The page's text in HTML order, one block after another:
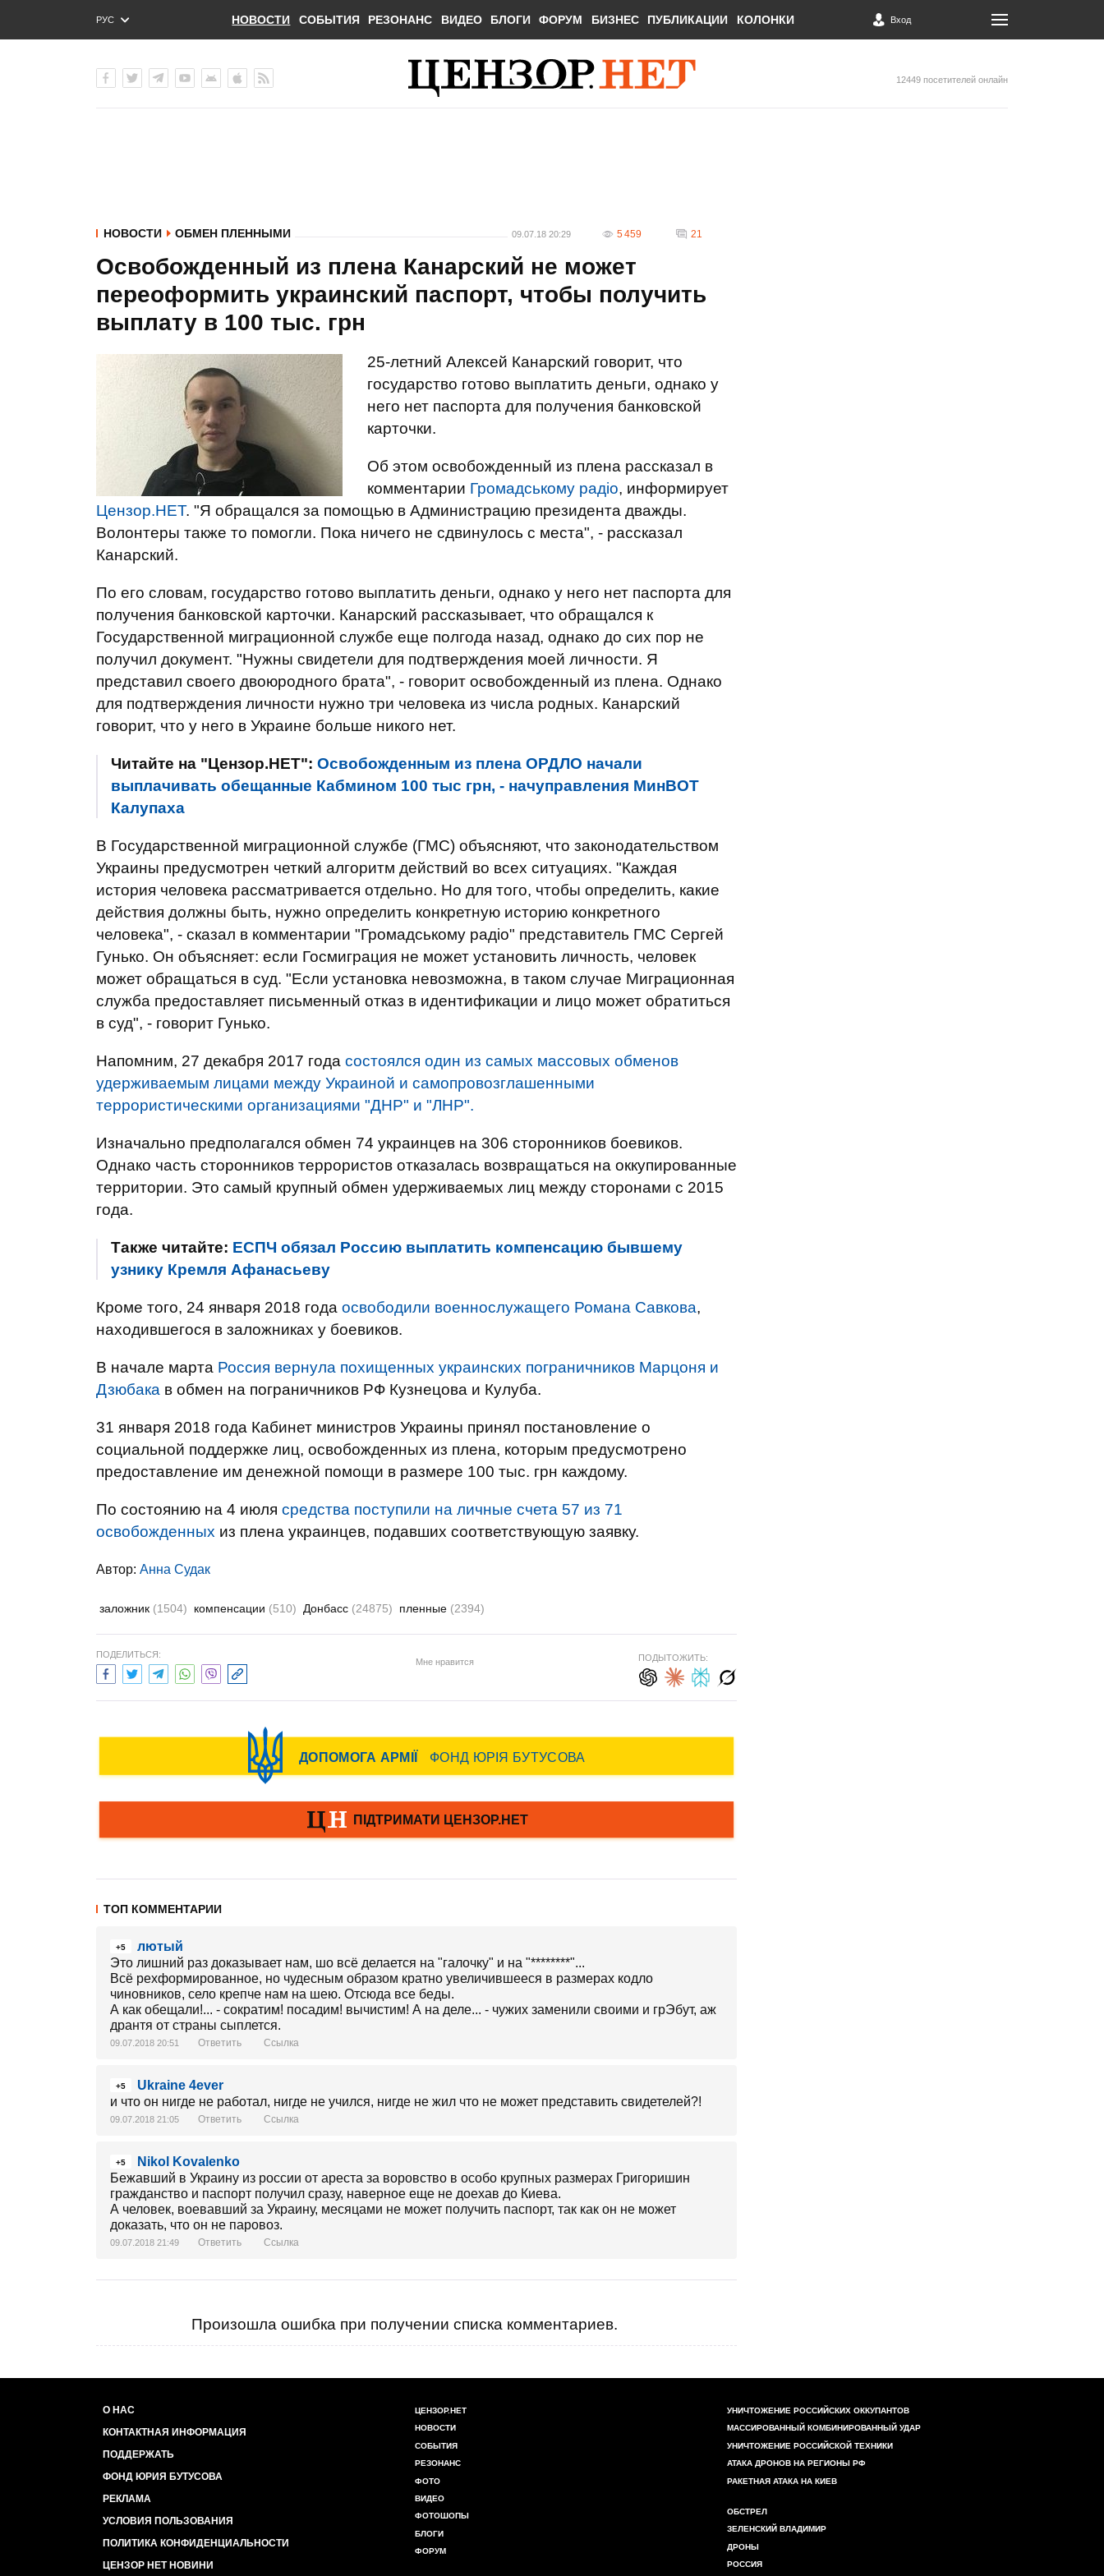
РУС
ENG
НОВОСТИ СОБЫТИЯ РЕЗОНАНС ВИДЕО БЛОГИ ФОРУМ БИЗНЕС ПУБЛИКАЦИИ КОЛОНКИ Вход
12449 посетителей онлайн
НОВОСТИ ОБМЕН ПЛЕННЫМИ 09.07.18 20:29 5 459 21
Освобожденный из плена Канарский не может
переоформить украинский паспорт, чтобы получить
выплату в 100 тыс. грн
25-летний Алексей Канарский говорит, что
государство готово выплатить деньги, однако у
него нет паспорта для получения банковской
карточки.
Об этом освобожденный из плена рассказал в
комментарии Громадському радіо, информирует
Цензор.НЕТ. "Я обращался за помощью в Администрацию президента дважды.
Волонтеры также то помогли. Пока ничего не сдвинулось с места", - рассказал
Канарский.
По его словам, государство готово выплатить деньги, однако у него нет паспорта для
получения банковской карточки. Канарский рассказывает, что обращался к
Государственной миграционной службе еще полгода назад, однако до сих пор не
получил документ. "Нужны свидетели для подтверждения моей личности. Я
представил своего двоюродного брата", - говорит освобожденный из плена. Однако
для подтверждения личности нужно три человека из числа родных. Канарский
говорит, что у него в Украине больше никого нет.
Читайте на "Цензор.НЕТ": Освобожденным из плена ОРДЛО начали
выплачивать обещанные Кабмином 100 тыс грн, - начуправления МинВОТ
Калупаха
В Государственной миграционной службе (ГМС) объясняют, что законодательством
Украины предусмотрен четкий алгоритм действий во всех ситуациях. "Каждая
история человека рассматривается отдельно. Но для того, чтобы определить, какие
действия должны быть, нужно определить конкретную историю конкретного
человека", - сказал в комментарии "Громадському радіо" представитель ГМС Сергей
Гунько. Он объясняет: если Госмиграция не может установить личность, человек
может обращаться в суд. "Если установка невозможна, в таком случае Миграционная
служба предоставляет письменный отказ в идентификации и лицо может обратиться
в суд", - говорит Гунько.
Напомним, 27 декабря 2017 года состоялся один из самых массовых обменов
удерживаемым лицами между Украиной и самопровозглашенными
террористическими организациями "ДНР" и "ЛНР".
Изначально предполагался обмен 74 украинцев на 306 сторонников боевиков.
Однако часть сторонников террористов отказалась возвращаться на оккупированные
территории. Это самый крупный обмен удерживаемых лиц между сторонами с 2015
года.
Также читайте: ЕСПЧ обязал Россию выплатить компенсацию бывшему
узнику Кремля Афанасьеву
Кроме того, 24 января 2018 года освободили военнослужащего Романа Савкова,
находившегося в заложниках у боевиков.
В начале марта Россия вернула похищенных украинских пограничников Марцоня и
Дзюбака в обмен на пограничников РФ Кузнецова и Кулуба.
31 января 2018 года Кабинет министров Украины принял постановление о
социальной поддержке лиц, освобожденных из плена, которым предусмотрено
предоставление им денежной помощи в размере 100 тыс. грн каждому.
По состоянию на 4 июля средства поступили на личные счета 57 из 71
освобожденных из плена украинцев, подавших соответствующую заявку.
Автор: Анна Судак
заложник (1504) компенсации (510) Донбасс (24875) пленные (2394)
ПОДЕЛИТЬСЯ:
Мне нравится ПОДЫТОЖИТЬ:
ТОП КОММЕНТАРИИ
+5
лютый
Это лишний раз доказывает нам, шо всё делается на "галочку" и на "********"...
Всё рехформированное, но чудесным образом кратно увеличившееся в размерах кодло
чиновников, село крепче нам на шею. Отсюда все беды.
А как обещали!... - сократим! посадим! вычистим! А на деле... - чужих заменили своими и грЭбут, аж
дрантя от страны сыплется.
09.07.2018 20:51 Ответить Ссылка
+5
Ukraine 4ever
и что он нигде не работал, нигде не учился, нигде не жил что не может представить свидетелей?!
09.07.2018 21:05 Ответить Ссылка
+5
Nikol Kovalenko
Бежавший в Украину из россии от ареста за воровство в особо крупных размерах Григоришин
гражданство и паспорт получил сразу, наверное еще не доехав до Киева.
А человек, воевавший за Украину, месяцами не может получить паспорт, так как он не может
доказать, что он не паровоз.
09.07.2018 21:49 Ответить Ссылка
Произошла ошибка при получении списка комментариев.
О НАС
КОНТАКТНАЯ ИНФОРМАЦИЯ
ПОДДЕРЖАТЬ
ФОНД ЮРИЯ БУТУСОВА
РЕКЛАМА
УСЛОВИЯ ПОЛЬЗОВАНИЯ
ПОЛИТИКА КОНФИДЕНЦИАЛЬНОСТИ
ЦЕНЗОР НЕТ НОВИНИ
ЦЕНЗОР.НЕТ
НОВОСТИ
СОБЫТИЯ
РЕЗОНАНС
ФОТО
ВИДЕО
ФОТОШОПЫ
БЛОГИ
ФОРУМ
УНИЧТОЖЕНИЕ РОССИЙСКИХ ОККУПАНТОВ
МАССИРОВАННЫЙ КОМБИНИРОВАННЫЙ УДАР
УНИЧТОЖЕНИЕ РОССИЙСКОЙ ТЕХНИКИ
АТАКА ДРОНОВ НА РЕГИОНЫ РФ
РАКЕТНАЯ АТАКА НА КИЕВ
ОБСТРЕЛ
ЗЕЛЕНСКИЙ ВЛАДИМИР
ДРОНЫ
РОССИЯ